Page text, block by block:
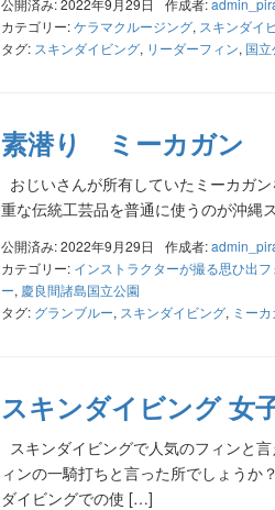
公開済み: 2022年9月29日 作成者:
カテゴリー:ケラマクルージング, スキンダイ
タグ: スキンダイビング, リーダーフィン, 国
素潜り ミーカガン
おじいさんが所有していたミーカガ
重な伝統工芸品を普通に使うのが沖縄ス
公開済み: 2022年9月29日 作成者:
カテゴリー: インストラクターが撮る思ひ出フ
ー, 慶良間諸島国立公園
タグ: グランブルー, スキンダイビング, ミー
スキンダイビング 女
スキンダイビングで人気のフィンと
ィンの一騎打ちと言った所でしょうか
ダイビングでの使 […]